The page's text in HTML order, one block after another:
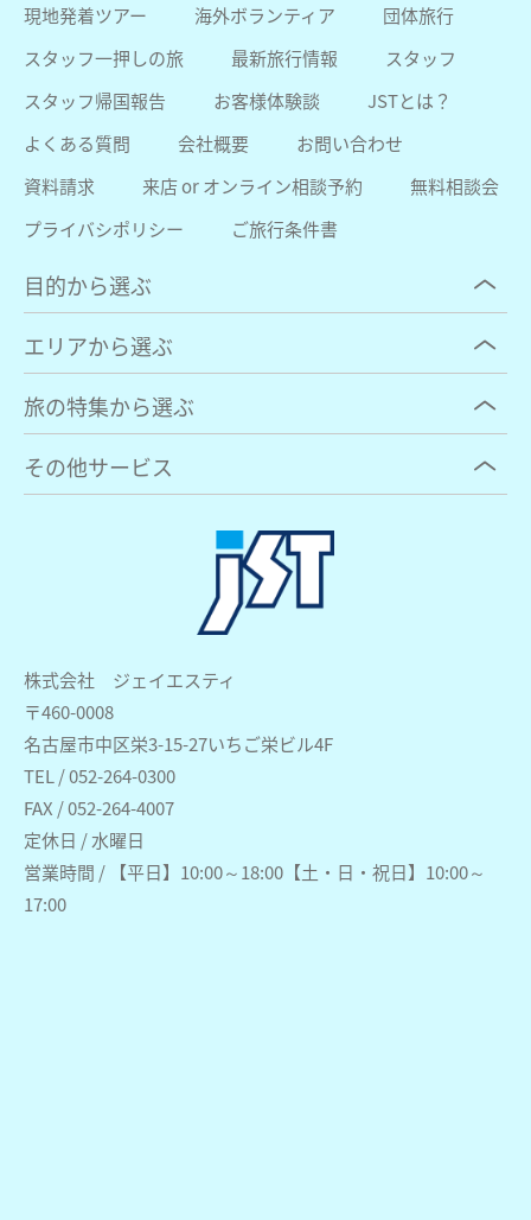
株式会社 ジェイエスティ
〒460-0008
名古屋市中区栄3-15-27いちご栄ビル4F
TEL / 052-264-0300
FAX / 052-264-4007
定休日 / 水曜日
営業時間 / 【平日】10:00～18:00【土・日・祝日】10:00～
17:00
現地発着ツアー
海外ボランティア
団体旅行
スタッフ一押しの旅
最新旅行情報
スタッフ
スタッフ帰国報告
お客様体験談
JSTとは？
よくある質問
会社概要
お問い合わせ
資料請求
来店 or オンライン相談予約
無料相談会
プライバシポリシー
ご旅行条件書
目的から選ぶ
エリアから選ぶ
旅の特集から選ぶ
その他サービス